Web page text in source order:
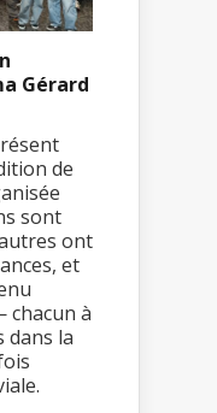
Gérard
de
sont
ont
et
chacun à
dans la